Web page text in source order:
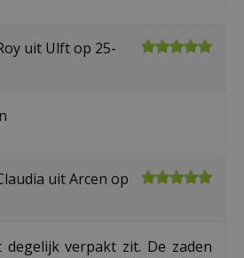
uit Ulft op 25-
uit Arcen op
degelijk verpakt zit. De zaden